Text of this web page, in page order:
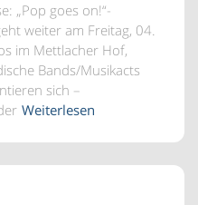
„Pop goes on!“-
weiter am Freitag, 04.
im Mettlacher Hof,
Bands/Musikacts
sich –
Weiterlesen